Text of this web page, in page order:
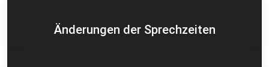
Änderungen der Sprechzeiten